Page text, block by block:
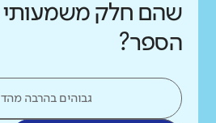
שהם חלק משמעותי
הספר?
גבוהים בהרבה